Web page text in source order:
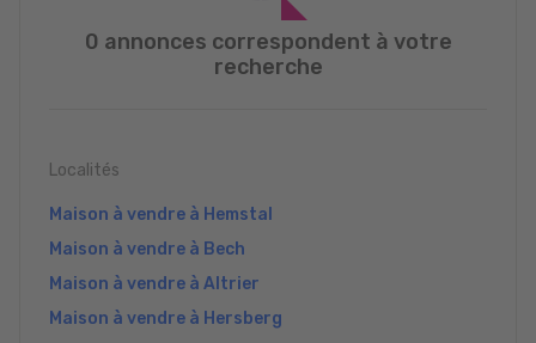
0 annonces correspondent à votre
recherche
Localités
Maison à vendre à Hemstal
Maison à vendre à Bech
Maison à vendre à Altrier
Maison à vendre à Hersberg